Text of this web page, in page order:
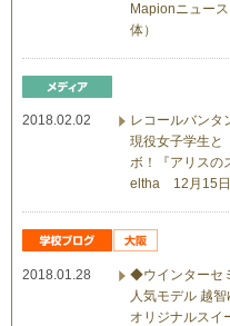
Mapionニュー
体）
2018.02.02
レコールバンタ
現役女子学生と
ボ！『アリスの
eltha 12月15日
2018.01.28
◆ウインターセ
人気モデル 越
オリジナルスイ